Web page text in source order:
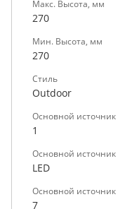
Макс. Высота, мм
270
Мин. Высота, мм
270
Стиль
Outdoor
Основной источник
1
Основной источник
LED
Основной
7